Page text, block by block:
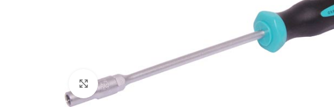
Click to enlarge